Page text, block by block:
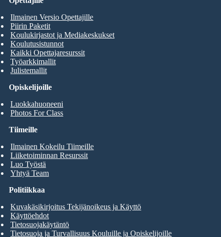
Opiskelijoille
Luokkahuoneeni
Photos For Class
Ilmainen Versio Opettajille
Piirin Paketit
Koulukirjastot ja Mediakeskukset
Koulutusistunnot
Kaikki Opettajaresurssit
Työarkkimallit
Julistemallit
Tiimeille
Ilmainen Kokeilu Tiimeille
Liiketoiminnan Resurssit
Luo Työstä
Yhtyä Team
Politiikkaa
Kuvakäsikirjoitus Tekijänoikeus ja Käyttö
Käyttöehdot
Tietosuojakäytäntö
Tietosuoja ja Turvallisuus Kouluille ja Opiskelijoille